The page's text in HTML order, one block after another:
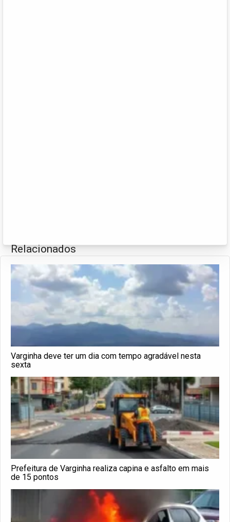
Relacionados
Varginha deve ter um dia com tempo agradável nesta
sexta
Prefeitura de Varginha realiza capina e asfalto em mais
de 15 pontos